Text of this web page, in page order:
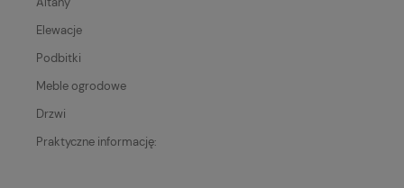
Elewacje
Podbitki
Meble ogrodowe
Drzwi
Praktyczne informację: